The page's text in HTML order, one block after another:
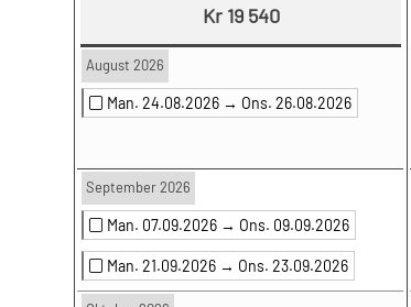
Kr 19 540
August 2026
Man. 24.08.2026 → Ons. 26.08.2026
September 2026
Man. 07.09.2026 → Ons. 09.09.2026
Man. 21.09.2026 → Ons. 23.09.2026